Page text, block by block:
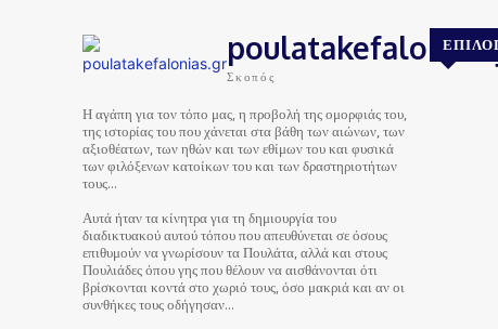
Σκοπός
Η αγάπη για τον τόπο μας, η προβολή της ομορφιάς του,
της ιστορίας του που χάνεται στα βάθη των αιώνων, των
αξιοθέατων, των ηθών και των εθίμων του και φυσικά
των φιλόξενων κατοίκων του και των δραστηριοτήτων
τους…
Αυτά ήταν τα κίνητρα για τη δημιουργία του
διαδικτυακού αυτού τόπου που απευθύνεται σε όσους
επιθυμούν να γνωρίσουν τα Πουλάτα, αλλά και στους
Πουλιάδες όπου γης που θέλουν να αισθάνονται ότι
βρίσκονται κοντά στο χωριό τους, όσο μακριά και αν οι
συνθήκες τους οδήγησαν…